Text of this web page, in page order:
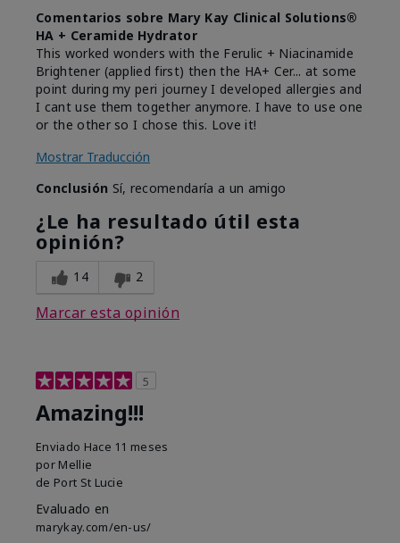
Comentarios sobre Mary Kay Clinical Solutions®
HA + Ceramide Hydrator
This worked wonders with the Ferulic + Niacinamide
Brightener (applied first) then the HA+ Cer... at some
point during my peri journey I developed allergies and
I cant use them together anymore. I have to use one
or the other so I chose this. Love it!
Mostrar Traducción
Conclusión Sí, recomendaría a un amigo
¿Le ha resultado útil esta
opinión?
14 2
Marcar esta opinión
5
Amazing!!!
Enviado Hace 11 meses
por Mellie
de Port St Lucie
Evaluado en
marykay.com/en-us/